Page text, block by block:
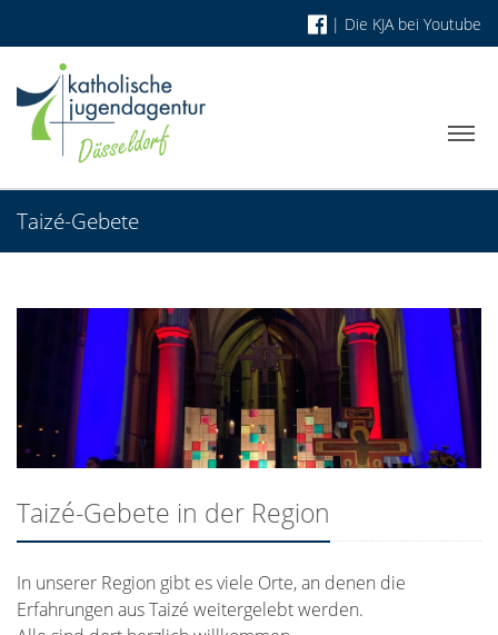
| Die KJA bei Youtube
Taizé-Gebete
Taizé-Gebete in der Region
In unserer Region gibt es viele Orte, an denen die
Erfahrungen aus Taizé weitergelebt werden.